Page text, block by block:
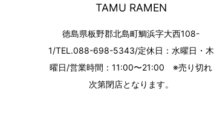
TAMU RAMEN
徳島県板野郡北島町鯛浜字大西108-
1/TEL.088-698-5343/定休日：水曜日・木
曜日/営業時間：11:00〜21:00 ※売り切れ
次第閉店となります。